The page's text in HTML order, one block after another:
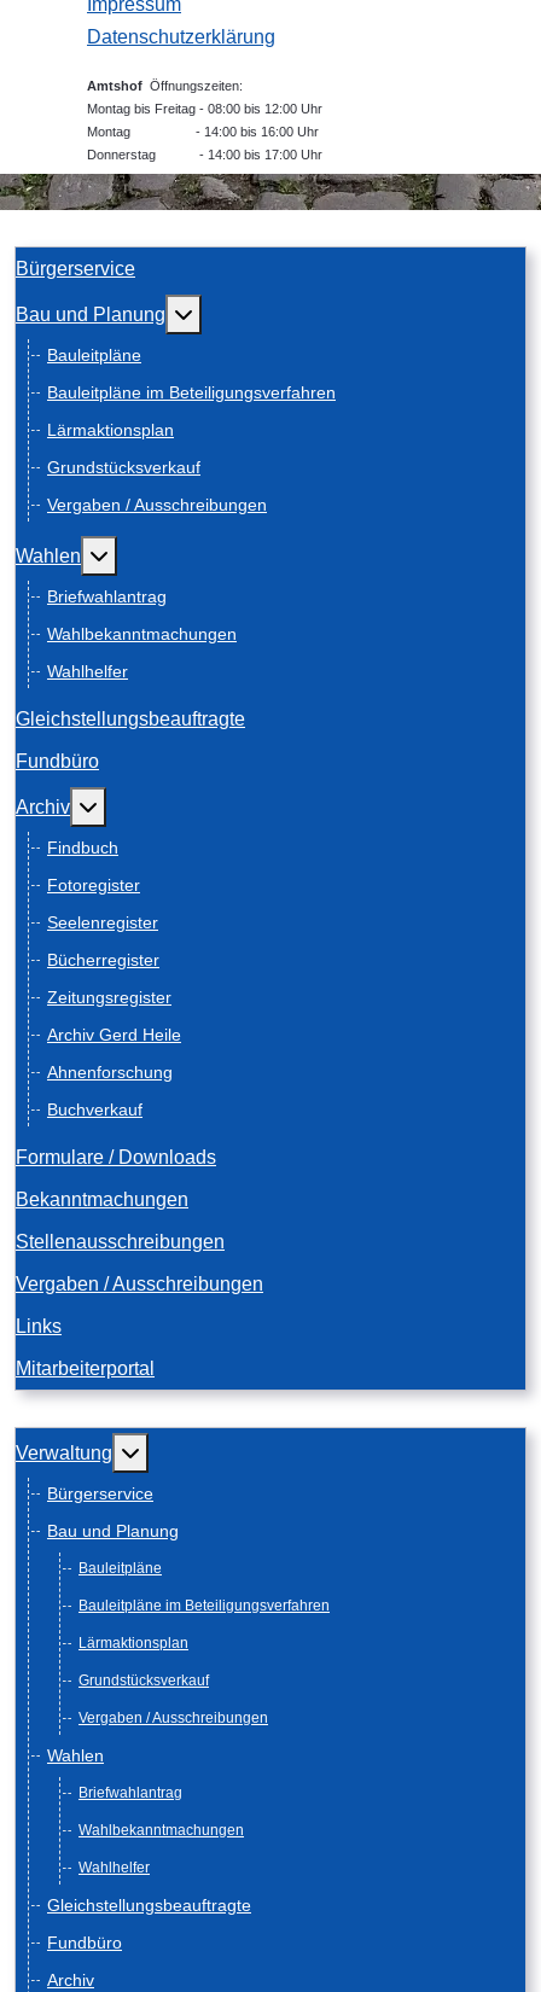
Impressum
Datenschutzerklärung
Amtshof Öffnungszeiten:
Montag bis Freitag - 08:00 bis 12:00 Uhr
Montag - 14:00 bis 16:00 Uhr
Donnerstag - 14:00 bis 17:00 Uhr
Bürgerservice
Bau und Planung Weitere Informationen: Bau und Planung
Bauleitpläne
Bauleitpläne im Beteiligungsverfahren
Lärmaktionsplan
Grundstücksverkauf
Vergaben / Ausschreibungen
Wahlen Weitere Informationen: Wahlen
Briefwahlantrag
Wahlbekanntmachungen
Wahlhelfer
Gleichstellungsbeauftragte
Fundbüro
Archiv Weitere Informationen: Archiv
Findbuch
Fotoregister
Seelenregister
Bücherregister
Zeitungsregister
Archiv Gerd Heile
Ahnenforschung
Buchverkauf
Formulare / Downloads
Bekanntmachungen
Stellenausschreibungen
Vergaben / Ausschreibungen
Links
Mitarbeiterportal
Verwaltung Weitere Informationen: Verwaltung
Bürgerservice
Bau und Planung
Bauleitpläne
Bauleitpläne im Beteiligungsverfahren
Lärmaktionsplan
Grundstücksverkauf
Vergaben / Ausschreibungen
Wahlen
Briefwahlantrag
Wahlbekanntmachungen
Wahlhelfer
Gleichstellungsbeauftragte
Fundbüro
Archiv